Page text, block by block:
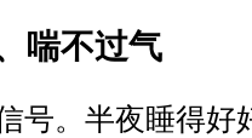
喘不过气
号。半夜睡得好